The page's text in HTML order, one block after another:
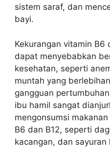
sistem saraf, dan
bayi.
Kekurangan vitamin B6
dapat menyebabkan
kesehatan, seperti
muntah yang
gangguan
ibu hamil sangat
mengonsumsi
B6 dan B12, seperti
kacangan, dan sayuran